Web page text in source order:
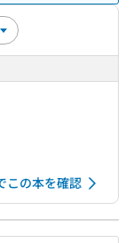
この本を確認